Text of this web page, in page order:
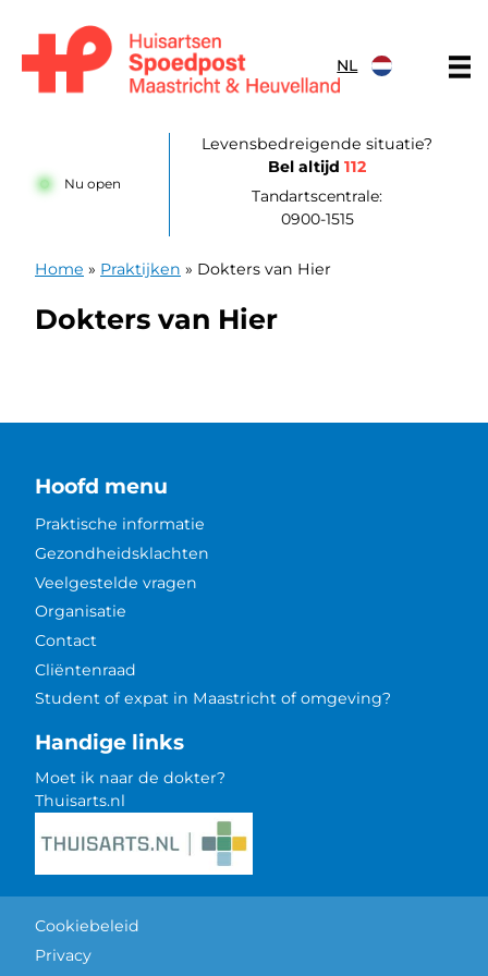
NL
Nu open
Levensbedreigende situatie?
Bel altijd112
Tandartscentrale:
0900-1515
Home » Praktijken » Dokters van Hier
Dokters van Hier
Hoofd menu
Praktische informatie
Gezondheidsklachten
Veelgestelde vragen
Organisatie
Contact
Cliëntenraad
Student of expat in Maastricht of omgeving?
Handige links
Moet ik naar de dokter?
Thuisarts.nl
Cookiebeleid
Privacy